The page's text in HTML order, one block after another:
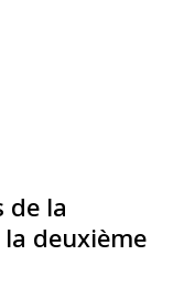
de la
deuxième